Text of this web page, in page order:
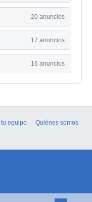
20 anuncios
17 anuncios
16 anuncios
equipo
Quiénes somos